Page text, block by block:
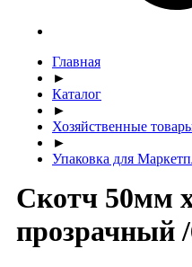
Главная
►
Каталог
►
Хозяйственные
►
Упаковка для
Скотч 50мм
прозрачный